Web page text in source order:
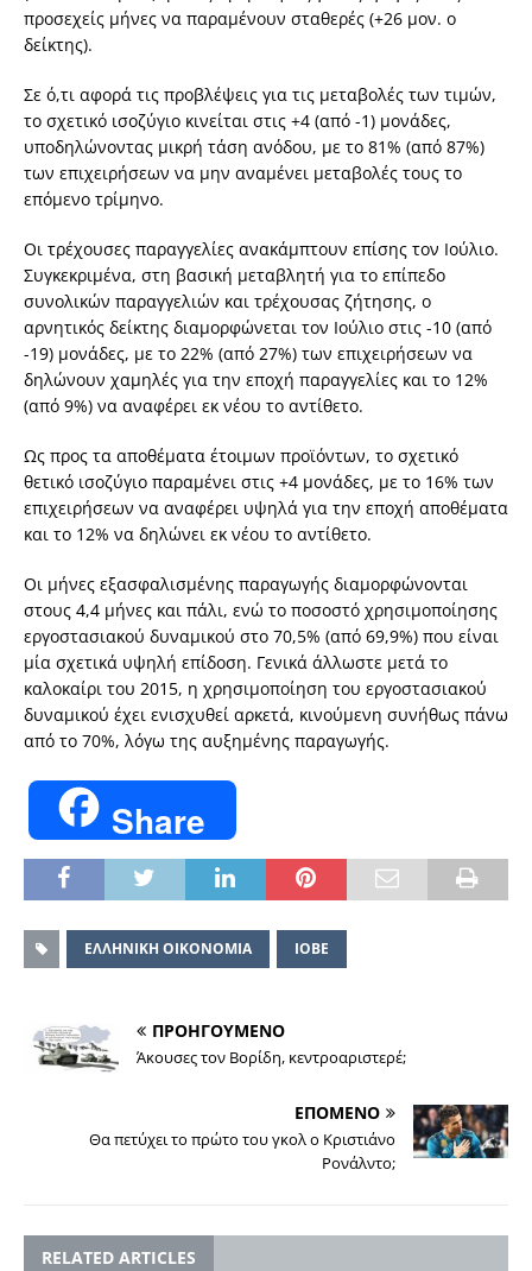
προσεχείς μήνες να παραμένουν σταθερές (+26 μον. ο
δείκτης).
Σε ό,τι αφορά τις προβλέψεις για τις μεταβολές των τιμών,
το σχετικό ισοζύγιο κινείται στις +4 (από -1) μονάδες,
υποδηλώνοντας μικρή τάση ανόδου, με το 81% (από 87%)
των επιχειρήσεων να μην αναμένει μεταβολές τους το
επόμενο τρίμηνο.
Οι τρέχουσες παραγγελίες ανακάμπτουν επίσης τον Ιούλιο.
Συγκεκριμένα, στη βασική μεταβλητή για το επίπεδο
συνολικών παραγγελιών και τρέχουσας ζήτησης, ο
αρνητικός δείκτης διαμορφώνεται τον Ιούλιο στις -10 (από
-19) μονάδες, με το 22% (από 27%) των επιχειρήσεων να
δηλώνουν χαμηλές για την εποχή παραγγελίες και το 12%
(από 9%) να αναφέρει εκ νέου το αντίθετο.
Ως προς τα αποθέματα έτοιμων προϊόντων, το σχετικό
θετικό ισοζύγιο παραμένει στις +4 μονάδες, με το 16% των
επιχειρήσεων να αναφέρει υψηλά για την εποχή αποθέματα
και το 12% να δηλώνει εκ νέου το αντίθετο.
Οι μήνες εξασφαλισμένης παραγωγής διαμορφώνονται
στους 4,4 μήνες και πάλι, ενώ το ποσοστό χρησιμοποίησης
εργοστασιακού δυναμικού στο 70,5% (από 69,9%) που είναι
μία σχετικά υψηλή επίδοση. Γενικά άλλωστε μετά το
καλοκαίρι του 2015, η χρησιμοποίηση του εργοστασιακού
δυναμικού έχει ενισχυθεί αρκετά, κινούμενη συνήθως πάνω
από το 70%, λόγω της αυξημένης παραγωγής.
Share
ΕΛΛΗΝΙΚΗ ΟΙΚΟΝΟΜΙΑ ΙΟΒΕ
ΠΡΟΗΓΟΥΜΕΝΟ
Άκουσες τον Βορίδη, κεντροαριστερέ;
ΕΠΟΜΕΝΟ
Θα πετύχει το πρώτο του γκολ ο Κριστιάνο
Ρονάλντο;
RELATED ARTICLES